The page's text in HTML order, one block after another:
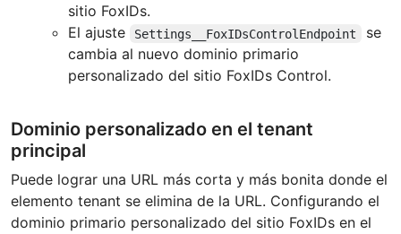
sitio FoxIDs.
El ajuste
Settings__FoxIDsControlEndpoint
se
cambia al nuevo dominio primario
personalizado del sitio FoxIDs Control.
Dominio personalizado en el tenant
principal
Puede lograr una URL más corta y más bonita donde el
elemento tenant se elimina de la URL. Configurando el
dominio primario personalizado del sitio FoxIDs en el